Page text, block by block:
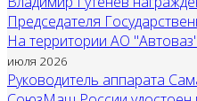
Председателя
На территории АО
июля 2026
Руководитель аппарата